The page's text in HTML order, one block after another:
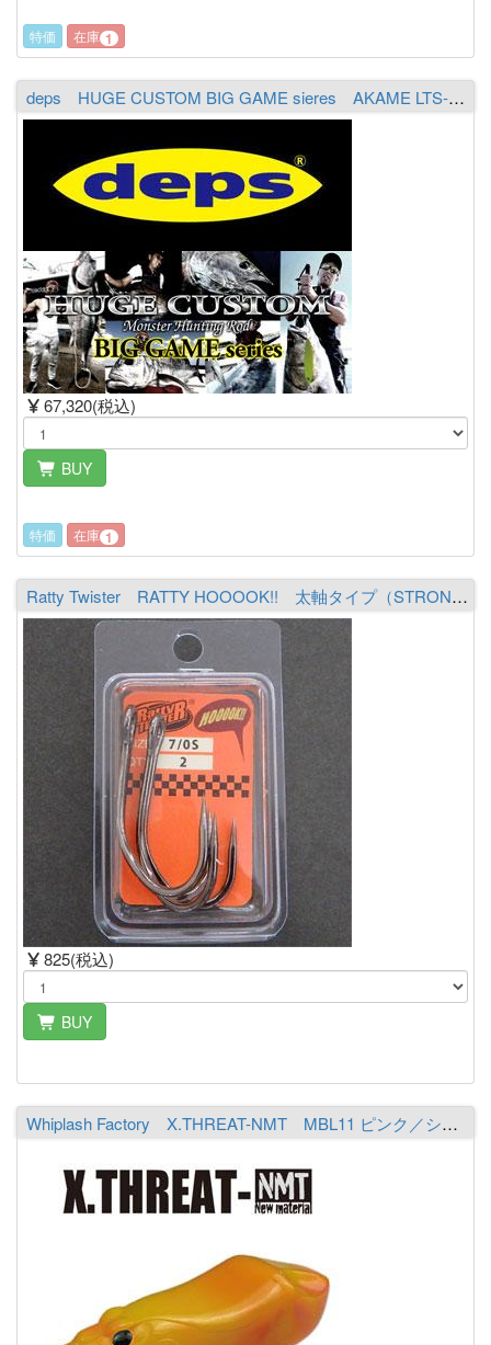
特価 在庫 1
deps HUGE CUSTOM BIG GAME sieres AKAME LTS-752XX（2piece）（送料￥2,000 ※沖縄除く）
67,320(税込)
BUY
特価 在庫 1
Ratty Twister RATTY HOOOOK!! 太軸タイプ（STRONG） 7/0S
825(税込)
BUY
Whiplash Factory X.THREAT-NMT MBL11 ピンク／シャルトリューズ